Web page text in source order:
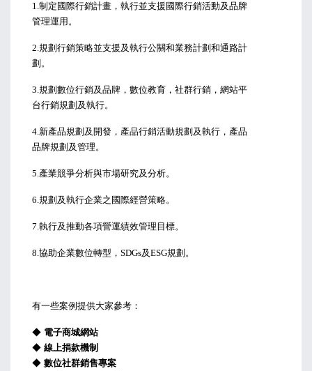
1.制定國際行銷計畫，執行並支援國際行銷活動及品牌
管理運用。
2.規劃行銷策略並支援及執行公關和業務計劃和通路計
劃。
3.規劃數位行銷及品牌，數位教育，社群行銷，網站平
台行銷規劃及執行。
4.新產品規劃及開發，產品行銷活動規劃及執行，產品
品牌規劃及管理。
5.產業競爭分析與市場研究及分析。
6.規劃及執行企業之國際經營策略。
7.執行及推動各項營運績效管理目標。
8.協助企業數位轉型，SDGs及ESG規劃。
有一些案例提供大家參考：
◆
電子商城網站
◆
◆
數位社群銷售專案